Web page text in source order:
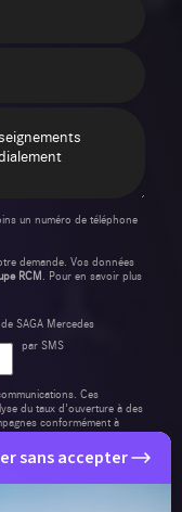
sans accepter
un numéro de téléphone
demande. Vos données
RCM . Pour en savoir plus
SAGA Mercedes
par SMS
Ces
du taux d'ouverture à des
conformément à